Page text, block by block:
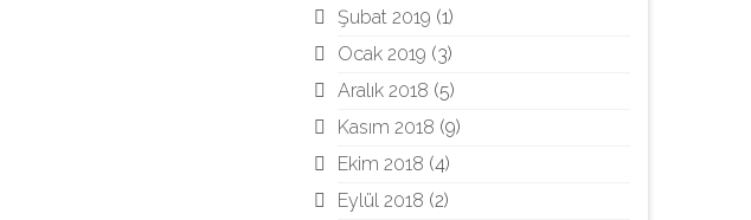
Şubat 2019 (1)
Ocak 2019 (3)
Aralık 2018 (5)
Kasım 2018 (9)
Ekim 2018 (4)
Eylül 2018 (2)